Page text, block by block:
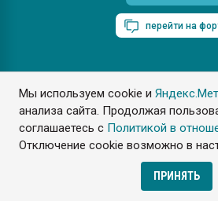
Мы используем cookie и
анализа сайта. Продолжая
соглашаетесь с Политикой в
Отключение cookie возможно в
ПРИНЯТЬ
перейти на
ПластЭксперт © 2006. Все
Разрешается копирование материалов
ссылкой на www.e-
Разработка сайта